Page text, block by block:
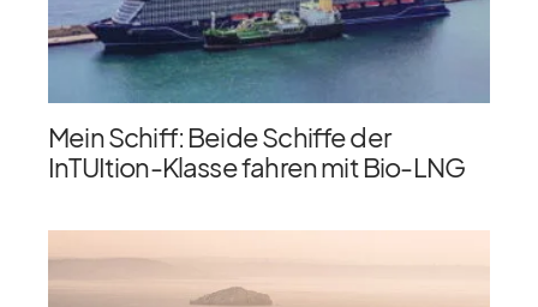
Mein Schiff: Beide Schiffe der
InTUItion-Klasse fahren mit Bio-LNG